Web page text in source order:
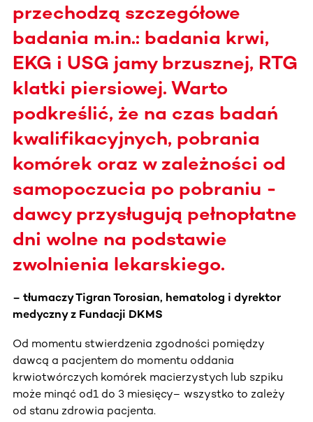
przechodzą szczegółowe
badania m.in.: badania krwi,
EKG i USG jamy brzusznej, RTG
klatki piersiowej. Warto
podkreślić, że na czas badań
kwalifikacyjnych, pobrania
komórek oraz w zależności od
samopoczucia po pobraniu -
dawcy przysługują pełnopłatne
dni wolne na podstawie
zwolnienia lekarskiego.
– tłumaczy Tigran Torosian, hematolog i dyrektor
medyczny z Fundacji DKMS
Od momentu stwierdzenia zgodności pomiędzy
dawcą a pacjentem do momentu oddania
krwiotwórczych komórek macierzystych lub szpiku
może minąć od1 do 3 miesięcy– wszystko to zależy
od stanu zdrowia pacjenta.